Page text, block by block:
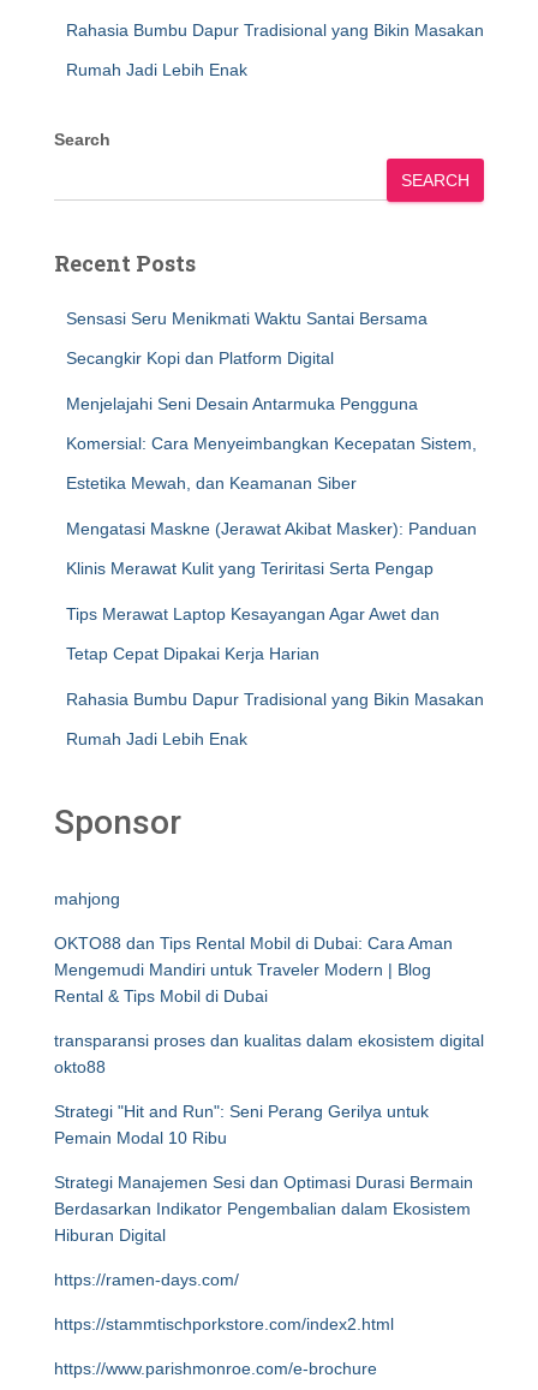
Rahasia Bumbu Dapur Tradisional yang Bikin Masakan
Rumah Jadi Lebih Enak
Search
SEARCH
Recent Posts
Sensasi Seru Menikmati Waktu Santai Bersama
Secangkir Kopi dan Platform Digital
Menjelajahi Seni Desain Antarmuka Pengguna
Komersial: Cara Menyeimbangkan Kecepatan Sistem,
Estetika Mewah, dan Keamanan Siber
Mengatasi Maskne (Jerawat Akibat Masker): Panduan
Klinis Merawat Kulit yang Teriritasi Serta Pengap
Tips Merawat Laptop Kesayangan Agar Awet dan
Tetap Cepat Dipakai Kerja Harian
Rahasia Bumbu Dapur Tradisional yang Bikin Masakan
Rumah Jadi Lebih Enak
Sponsor
mahjong
OKTO88 dan Tips Rental Mobil di Dubai: Cara Aman
Mengemudi Mandiri untuk Traveler Modern | Blog
Rental & Tips Mobil di Dubai
transparansi proses dan kualitas dalam ekosistem digital
okto88
Strategi "Hit and Run": Seni Perang Gerilya untuk
Pemain Modal 10 Ribu
Strategi Manajemen Sesi dan Optimasi Durasi Bermain
Berdasarkan Indikator Pengembalian dalam Ekosistem
Hiburan Digital
https://ramen-days.com/
https://stammtischporkstore.com/index2.html
https://www.parishmonroe.com/e-brochure